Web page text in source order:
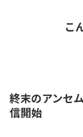
こ
終末のアンセム
信開始